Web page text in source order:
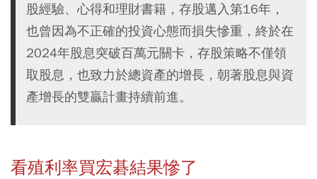
股經驗、心得和理財書籍，存股邁入第16年，
也曾因為不正確的投資心態而損失慘重，終於在
2024年股息突破百萬元關卡，存股策略不僅領
取股息，也致力於總資產的增長，朝著股息與資
產增長的雙贏計畫持續前進。
看殖利率買宏碁結果慘了